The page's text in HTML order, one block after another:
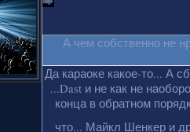
А чем собственно не
Да караоке какое-то... А
...Dast и не как не
конца в обратном
что... Майкл Шенкер и